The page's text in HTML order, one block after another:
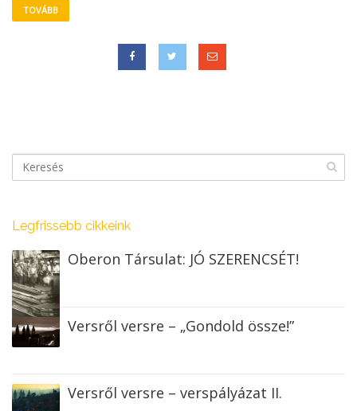
TOVÁBB
Legfrissebb cikkeink
Oberon Társulat: JÓ SZERENCSÉT!
Versről versre – „Gondold össze!”
Versről versre – verspályázat II.